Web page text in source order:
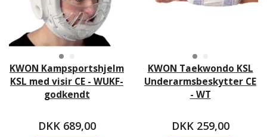
KWON Kampsportshjelm
KSL med visir CE - WUKF-
godkendt
DKK 689,00
KWON Taekwondo KSL
Underarmsbeskytter CE
- WT
DKK 259,00